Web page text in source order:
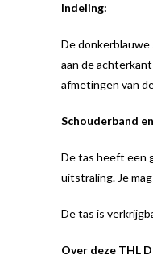
Indeling:
De
aan de
afmetingen van
Schouderband
De tas heeft een
uitstraling. Je
De tas is
Over deze THL